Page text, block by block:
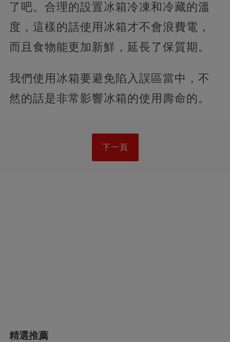
了吧。合理的設置冰箱冷凍和冷藏的溫
度，這樣的話使用冰箱才不會浪費電，
而且食物能更加新鮮，延長了保質期。
我們使用冰箱要避免陷入誤區當中，不
然的話是非常影響冰箱的使用壽命的。
下一頁
精選推薦